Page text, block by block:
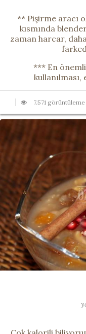
** Pişirme aracı
kısmında
zaman harcar,
*** En önemli
kullanılması,
7.571 görüntüleme